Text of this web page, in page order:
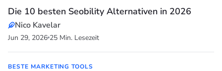
Die 10 besten Seobility Alternativen in 2026
Nico Kavelar
Jun 29, 2026 25 Min. Lesezeit
BESTE MARKETING TOOLS